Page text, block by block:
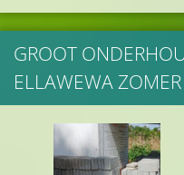
GROOT
ELLAWEWA